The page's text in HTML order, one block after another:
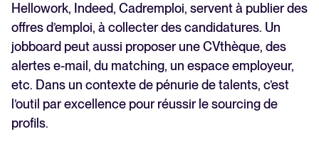
Hellowork, Indeed, Cadremploi, servent à publier des
offres d’emploi, à collecter des candidatures. Un
jobboard peut aussi proposer une CVthèque, des
alertes e-mail, du matching, un espace employeur,
etc. Dans un contexte de pénurie de talents, c’est
l’outil par excellence pour réussir le sourcing de
profils.